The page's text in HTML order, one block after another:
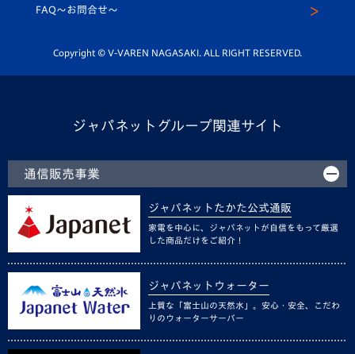
平和祈念活動
ホームタウン活動
スクール
FAQ〜お問合せ〜
Copyright © V-VAREN NAGASAKI. ALL RIGHT RESERVED.
ジャパネットグループ関連サイト
通信販売事業
ジャパネットたかた公式通販
家電を中心に、ジャパネットが自信をもって厳選
した商品だけをご紹介！
ジャパネットウォーター
上質な「富士山の天然水」。安心・安全、こだわ
りのウォーターサーバー